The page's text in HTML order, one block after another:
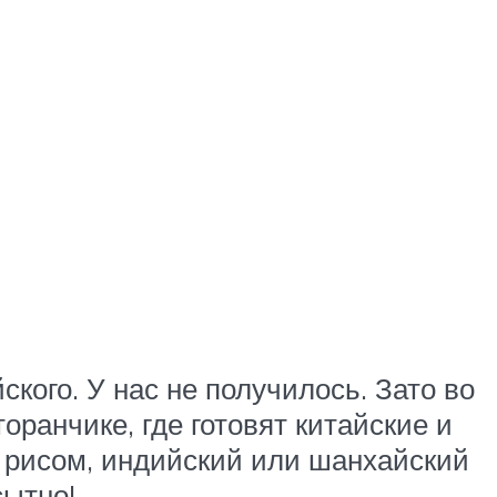
У нас не получилось. Зато во
где готовят китайские и
индийский или шанхайский